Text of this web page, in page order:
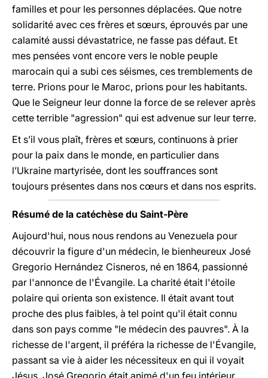
familles et pour les personnes déplacées. Que notre
solidarité avec ces frères et sœurs, éprouvés par une
calamité aussi dévastatrice, ne fasse pas défaut. Et
mes pensées vont encore vers le noble peuple
marocain qui a subi ces séismes, ces tremblements de
terre. Prions pour le Maroc, prions pour les habitants.
Que le Seigneur leur donne la force de se relever après
cette terrible "agression" qui est advenue sur leur terre.
Et s’il vous plaît, frères et sœurs, continuons à prier
pour la paix dans le monde, en particulier dans
l’Ukraine martyrisée, dont les souffrances sont
toujours présentes dans nos cœurs et dans nos esprits.
Résumé de la catéchèse du Saint-Père
Aujourd'hui, nous nous rendons au Venezuela pour
découvrir la figure d'un médecin, le bienheureux José
Gregorio Hernández Cisneros, né en 1864, passionné
par l'annonce de l'Évangile. La charité était l'étoile
polaire qui orienta son existence. Il était avant tout
proche des plus faibles, à tel point qu'il était connu
dans son pays comme "le médecin des pauvres". À la
richesse de l'argent, il préféra la richesse de l'Évangile,
passant sa vie à aider les nécessiteux en qui il voyait
Jésus. José Gregorio était animé d'un feu intérieur,